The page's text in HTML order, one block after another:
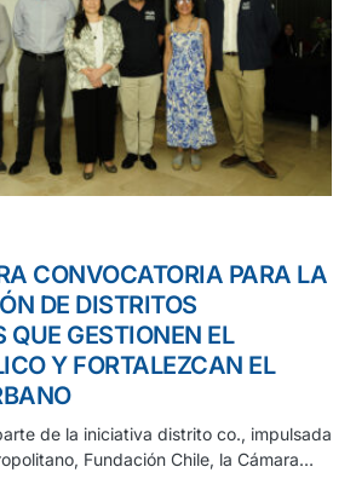
CONVOCATORIA PARA LA
DE DISTRITOS
QUE GESTIONEN EL
Y FORTALEZCAN EL
de la iniciativa distrito co., impulsada
Fundación Chile, la Cámara…